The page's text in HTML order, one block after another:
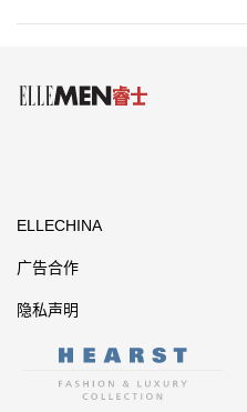
ELLECHINA
广告合作
隐私声明